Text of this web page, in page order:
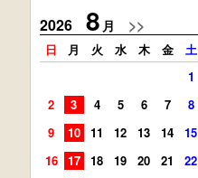
2026 8 月 >>
日 月 火 水 木 金
土
1
2
3 4 5 6 7
8
9
10 11 12 13 14
15
16
17 18 19 20 21
22